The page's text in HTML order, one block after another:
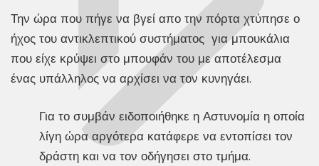
Την ώρα που πήγε να βγεί απο την πόρτα χτύπησε ο
ήχος του αντικλεπτικού συστήματος για μπουκάλια
που είχε κρύψει στο μπουφάν του με αποτέλεσμα
ένας υπάλληλος να αρχίσει να τον κυνηγάει.
Για το συμβάν ειδοποιήθηκε η Αστυνομία η οποία
λίγη ώρα αργότερα κατάφερε να εντοπίσει τον
δράστη και να τον οδήγησει στο τμήμα.